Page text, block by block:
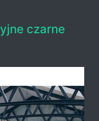
czarne